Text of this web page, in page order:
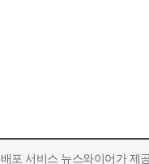
포 서비스 뉴스와이어가 제